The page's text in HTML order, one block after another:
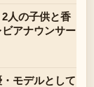
人の子供と香
アナウンサー
モデルとして